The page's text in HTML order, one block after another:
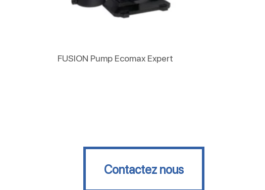
FUSION Pump Ecomax Expert
Contactez nous
Contactez nous